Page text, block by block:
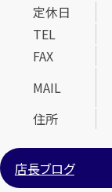
定休日
TEL
FAX
MAIL
住所
店長ブログ